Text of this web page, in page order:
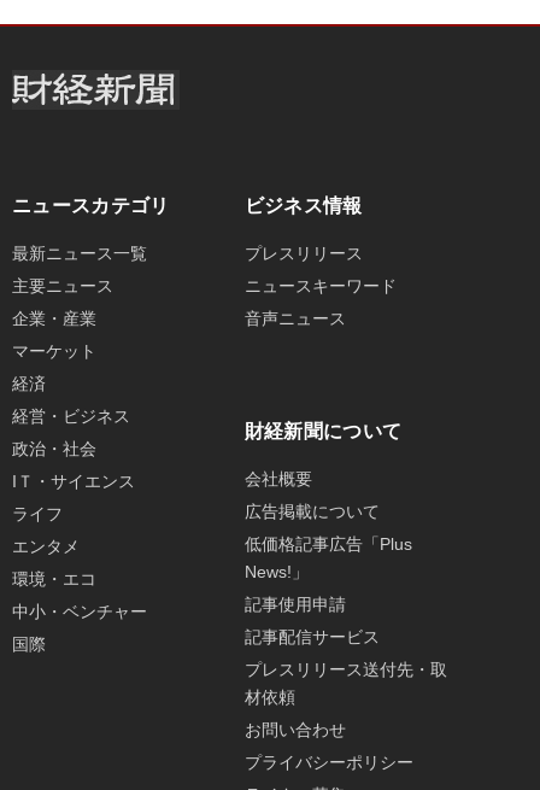
ニュースカテゴリ
最新ニュース一覧
主要ニュース
企業・産業
マーケット
経済
経営・ビジネス
政治・社会
IＴ・サイエンス
ライフ
エンタメ
環境・エコ
中小・ベンチャー
国際
ビジネス情報
プレスリリース
ニュースキーワード
音声ニュース
財経新聞について
会社概要
広告掲載について
低価格記事広告「Plus
News!」
記事使用申請
記事配信サービス
プレスリリース送付先・取
材依頼
お問い合わせ
プライバシーポリシー